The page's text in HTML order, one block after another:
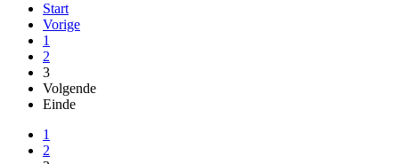
Start
Vorige
1
2
3
Volgende
Einde
1
2